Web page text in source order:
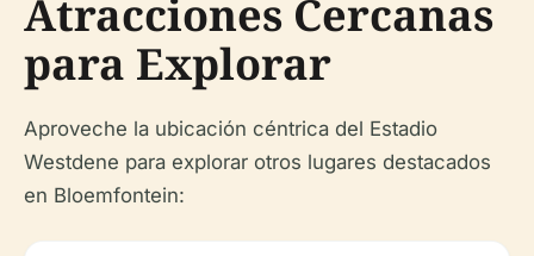
Atracciones Cercanas
para Explorar
Aproveche la ubicación céntrica del Estadio
Westdene para explorar otros lugares destacados
en Bloemfontein: